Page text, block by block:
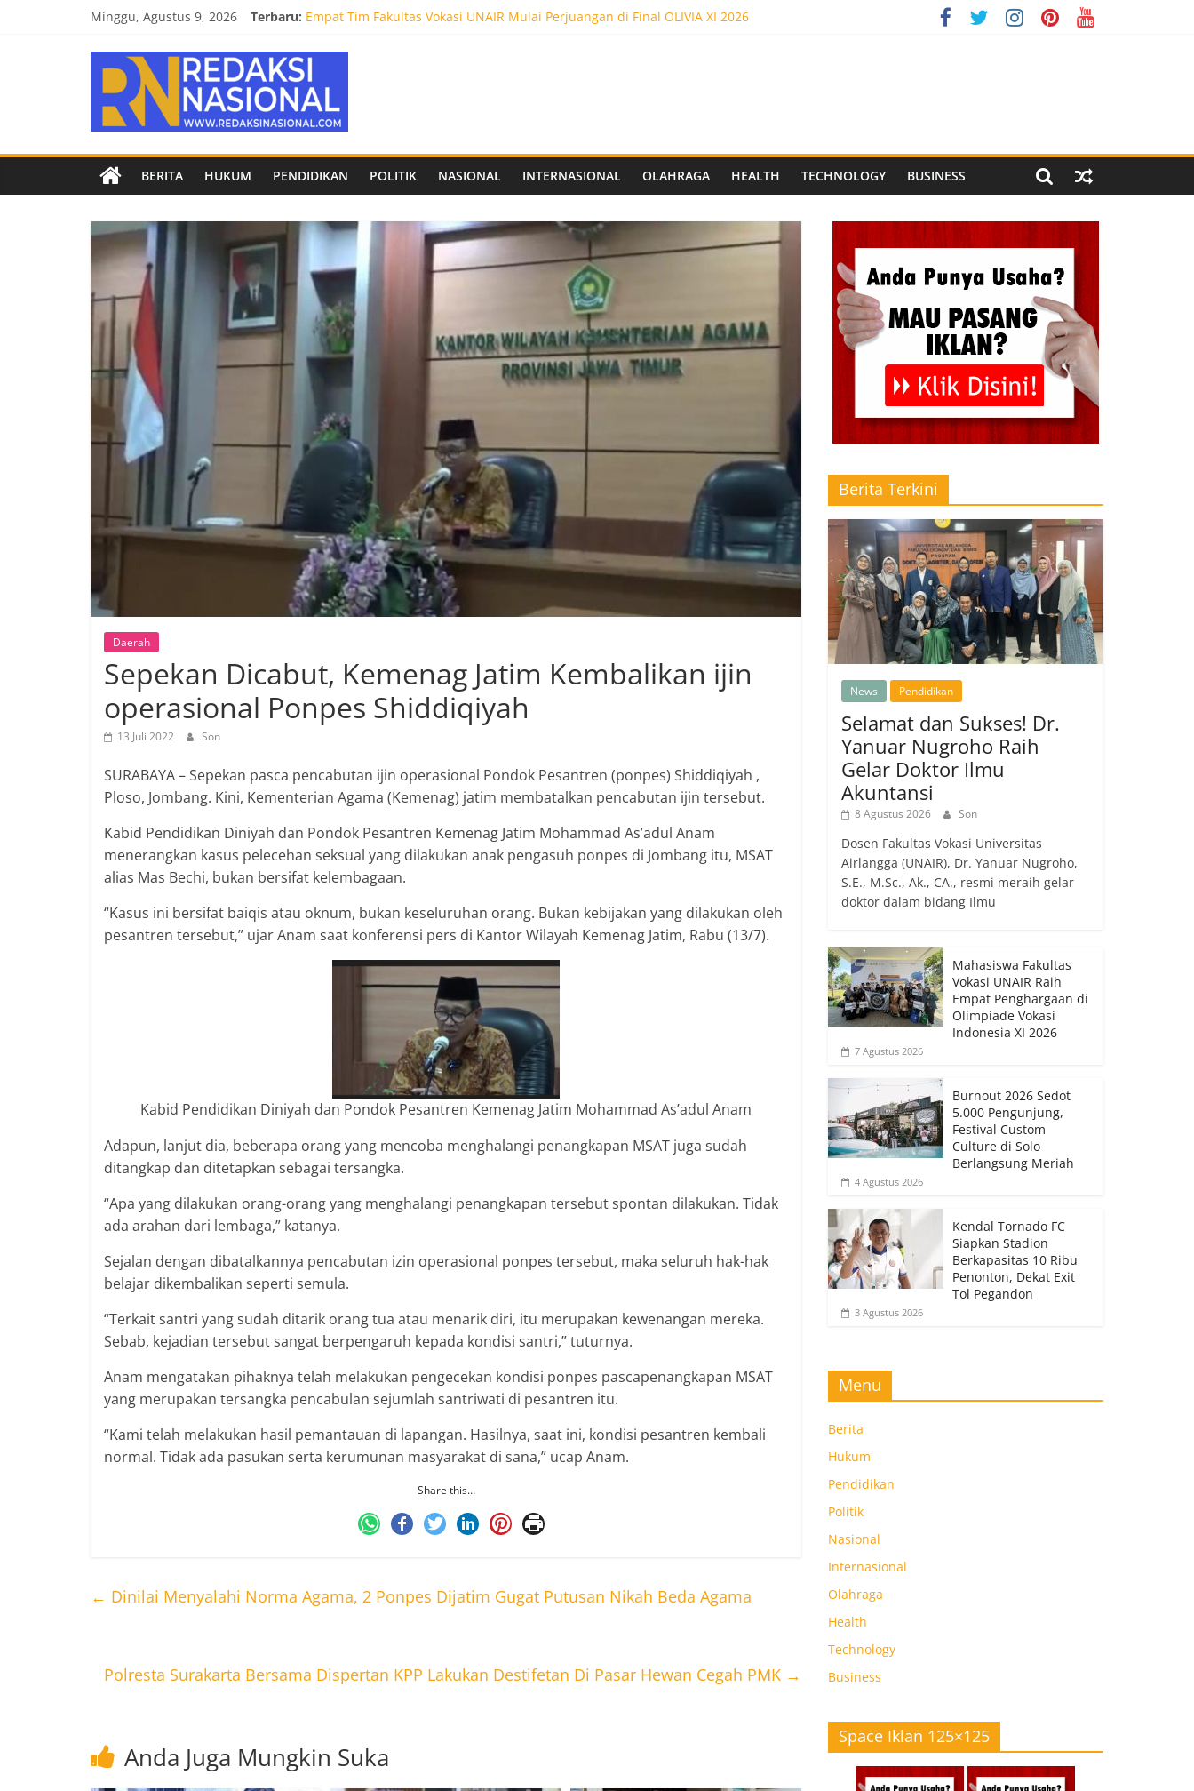
Minggu, Agustus 9, 2026 Terbaru: Empat Tim Fakultas Vokasi UNAIR Mulai Perjuangan di Final OLIVIA XI 2026
Mahasiswa Fakultas Vokasi UNAIR Raih Empat Penghargaan di Olimpiade Vokasi Indonesia XI 2026
Kendal Tornado FC Siapkan Stadion Berkapasitas 10 Ribu Penonton, Dekat Exit Tol Pegandon
Redaksi
Nasional
Berita
terpercaya
netral
BERITA HUKUM PENDIDIKAN POLITIK NASIONAL INTERNASIONAL OLAHRAGA HEALTH TECHNOLOGY BUSINESS
Daerah
Sepekan Dicabut, Kemenag Jatim Kembalikan ijin
operasional Ponpes Shiddiqiyah
13 Juli 2022 Son
SURABAYA – Sepekan pasca pencabutan ijin operasional Pondok Pesantren (ponpes) Shiddiqiyah ,
Ploso, Jombang. Kini, Kementerian Agama (Kemenag) jatim membatalkan pencabutan ijin tersebut.
Kabid Pendidikan Diniyah dan Pondok Pesantren Kemenag Jatim Mohammad As’adul Anam
menerangkan kasus pelecehan seksual yang dilakukan anak pengasuh ponpes di Jombang itu, MSAT
alias Mas Bechi, bukan bersifat kelembagaan.
“Kasus ini bersifat baiqis atau oknum, bukan keseluruhan orang. Bukan kebijakan yang dilakukan oleh
pesantren tersebut,” ujar Anam saat konferensi pers di Kantor Wilayah Kemenag Jatim, Rabu (13/7).
Kabid Pendidikan Diniyah dan Pondok Pesantren Kemenag Jatim Mohammad As’adul Anam
Adapun, lanjut dia, beberapa orang yang mencoba menghalangi penangkapan MSAT juga sudah
ditangkap dan ditetapkan sebagai tersangka.
“Apa yang dilakukan orang-orang yang menghalangi penangkapan tersebut spontan dilakukan. Tidak
ada arahan dari lembaga,” katanya.
Sejalan dengan dibatalkannya pencabutan izin operasional ponpes tersebut, maka seluruh hak-hak
belajar dikembalikan seperti semula.
“Terkait santri yang sudah ditarik orang tua atau menarik diri, itu merupakan kewenangan mereka.
Sebab, kejadian tersebut sangat berpengaruh kepada kondisi santri,” tuturnya.
Anam mengatakan pihaknya telah melakukan pengecekan kondisi ponpes pascapenangkapan MSAT
yang merupakan tersangka pencabulan sejumlah santriwati di pesantren itu.
“Kami telah melakukan hasil pemantauan di lapangan. Hasilnya, saat ini, kondisi pesantren kembali
normal. Tidak ada pasukan serta kerumunan masyarakat di sana,” ucap Anam.
Share this…
← Dinilai Menyalahi Norma Agama, 2 Ponpes Dijatim Gugat Putusan Nikah Beda Agama
Polresta Surakarta Bersama Dispertan KPP Lakukan Destifetan Di Pasar Hewan Cegah PMK →
Anda Juga Mungkin Suka
Berita Terkini
News Pendidikan
Selamat dan Sukses! Dr.
Yanuar Nugroho Raih
Gelar Doktor Ilmu
Akuntansi
8 Agustus 2026 Son
Dosen Fakultas Vokasi Universitas
Airlangga (UNAIR), Dr. Yanuar Nugroho,
S.E., M.Sc., Ak., CA., resmi meraih gelar
doktor dalam bidang Ilmu
Mahasiswa Fakultas
Vokasi UNAIR Raih
Empat Penghargaan di
Olimpiade Vokasi
Indonesia XI 2026
7 Agustus 2026
Burnout 2026 Sedot
5.000 Pengunjung,
Festival Custom
Culture di Solo
Berlangsung Meriah
4 Agustus 2026
Kendal Tornado FC
Siapkan Stadion
Berkapasitas 10 Ribu
Penonton, Dekat Exit
Tol Pegandon
3 Agustus 2026
Menu
Berita
Hukum
Pendidikan
Politik
Nasional
Internasional
Olahraga
Health
Technology
Business
Space Iklan 125×125